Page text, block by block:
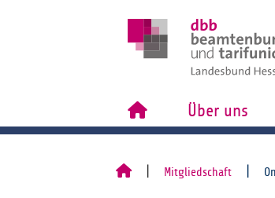
Über uns
Mitgliedschaft